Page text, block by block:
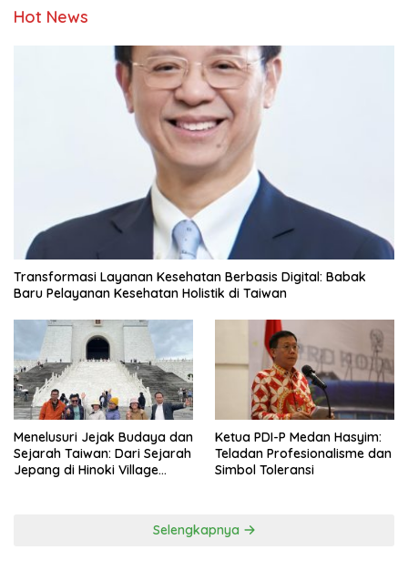
Hot News
Transformasi Layanan Kesehatan Berbasis Digital: Babak
Baru Pelayanan Kesehatan Holistik di Taiwan
Menelusuri Jejak Budaya dan
Sejarah Taiwan: Dari Sejarah
Jepang di Hinoki Village
Ketua PDI-P Medan Hasyim:
Teladan Profesionalisme dan
Simbol Toleransi
Selengkapnya